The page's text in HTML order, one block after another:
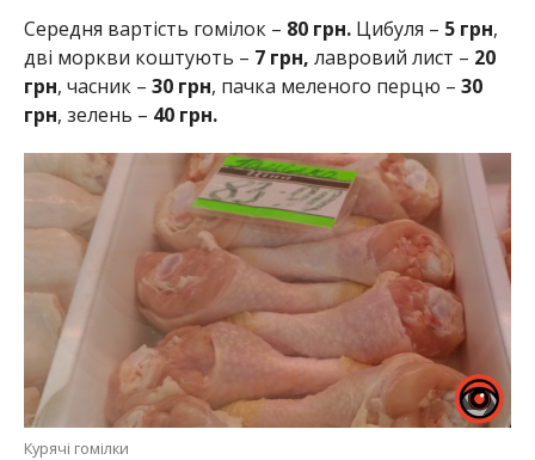
Середня вартість гомілок – 80 грн.Цибуля – 5 грн,
дві моркви коштують – 7 грн, лавровий лист – 20
грн, часник – 30 грн, пачка меленого перцю – 30
грн, зелень – 40 грн.
Курячі гомілки